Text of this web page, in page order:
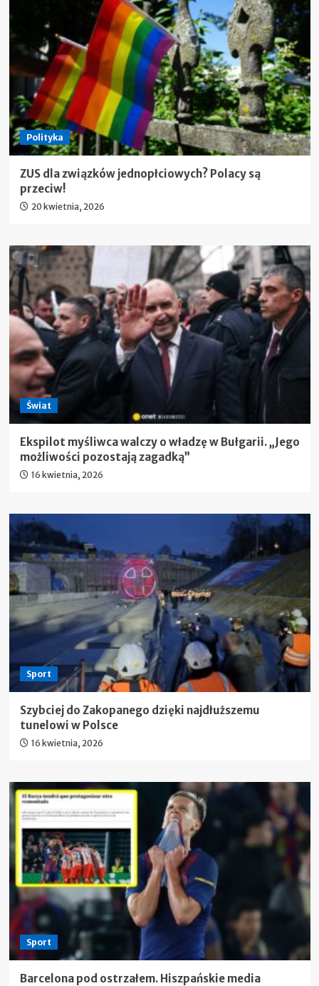
Polityka
ZUS dla związków jednopłciowych? Polacy są
przeciw!
20 kwietnia, 2026
Świat
Ekspilot myśliwca walczy o władzę w Bułgarii. „Jego
możliwości pozostają zagadką”
16 kwietnia, 2026
Sport
Szybciej do Zakopanego dzięki najdłuższemu
tunelowi w Polsce
16 kwietnia, 2026
Sport
Barcelona pod ostrzałem. Hiszpańskie media